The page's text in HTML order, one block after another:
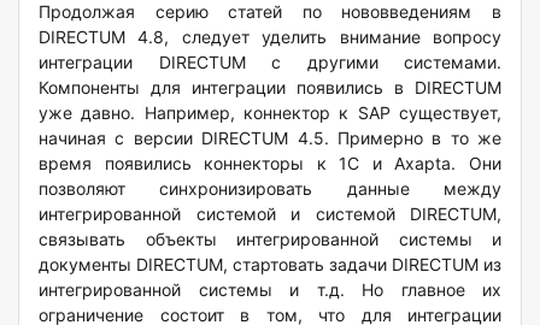
Продолжая серию статей по нововведениям в
DIRECTUM 4.8, следует уделить внимание вопросу
интеграции DIRECTUM с другими системами.
Компоненты для интеграции появились в DIRECTUM
уже давно. Например, коннектор к SAP существует,
начиная с версии DIRECTUM 4.5. Примерно в то же
время появились коннекторы к 1С и Axapta. Они
позволяют синхронизировать данные между
интегрированной системой и системой DIRECTUM,
связывать объекты интегрированной системы и
документы DIRECTUM, стартовать задачи DIRECTUM из
интегрированной системы и т.д. Но главное их
ограничение состоит в том, что для интеграции